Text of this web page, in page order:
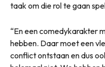
taak om die rol te gaan
“En een comedykarakter
hebben. Daar moet een
conflict ontstaan en dus